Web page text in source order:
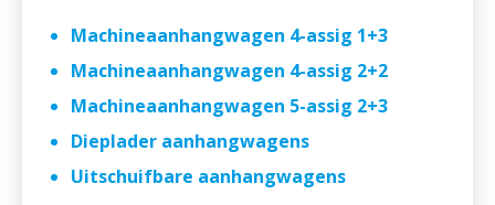
Machineaanhangwagen 4-assig 1+3
Machineaanhangwagen 4-assig 2+2
Machineaanhangwagen 5-assig 2+3
Dieplader aanhangwagens
Uitschuifbare aanhangwagens